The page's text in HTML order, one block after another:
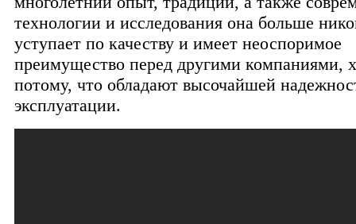
технологии и исследования она больше
уступает по качеству и имеет неоспоримое
преимущество перед другими компаниями,
потому, что обладают высочайшей
эксплуатации.